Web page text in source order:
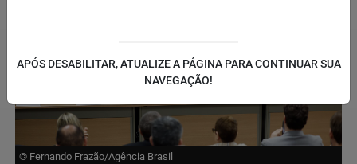
© Fernando Frazão/Agência Brasil
APÓS DESABILITAR, ATUALIZE A PÁGINA PARA CONTINUAR SUA
NAVEGAÇÃO!